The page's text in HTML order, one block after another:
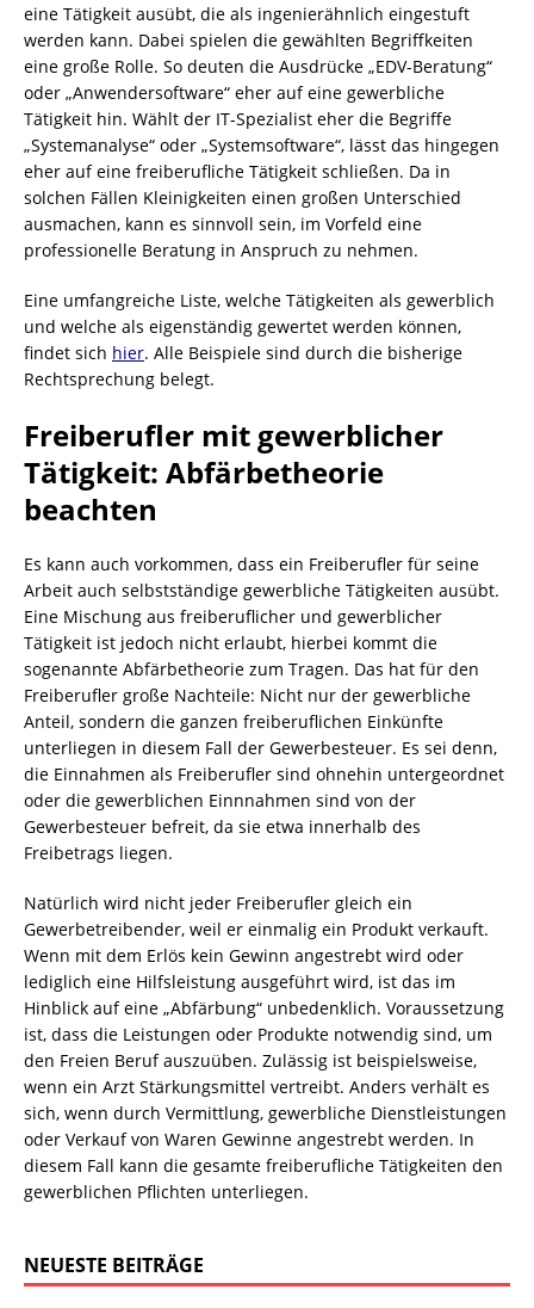
eine Tätigkeit ausübt, die als ingenierähnlich eingestuft
werden kann. Dabei spielen die gewählten Begriffkeiten
eine große Rolle. So deuten die Ausdrücke „EDV-Beratung“
oder „Anwendersoftware“ eher auf eine gewerbliche
Tätigkeit hin. Wählt der IT-Spezialist eher die Begriffe
„Systemanalyse“ oder „Systemsoftware“, lässt das hingegen
eher auf eine freiberufliche Tätigkeit schließen. Da in
solchen Fällen Kleinigkeiten einen großen Unterschied
ausmachen, kann es sinnvoll sein, im Vorfeld eine
professionelle Beratung in Anspruch zu nehmen.
Eine umfangreiche Liste, welche Tätigkeiten als gewerblich
und welche als eigenständig gewertet werden können,
findet sich hier. Alle Beispiele sind durch die bisherige
Rechtsprechung belegt.
Freiberufler mit gewerblicher
Tätigkeit: Abfärbetheorie
beachten
Es kann auch vorkommen, dass ein Freiberufler für seine
Arbeit auch selbstständige gewerbliche Tätigkeiten ausübt.
Eine Mischung aus freiberuflicher und gewerblicher
Tätigkeit ist jedoch nicht erlaubt, hierbei kommt die
sogenannte Abfärbetheorie zum Tragen. Das hat für den
Freiberufler große Nachteile: Nicht nur der gewerbliche
Anteil, sondern die ganzen freiberuflichen Einkünfte
unterliegen in diesem Fall der Gewerbesteuer. Es sei denn,
die Einnahmen als Freiberufler sind ohnehin untergeordnet
oder die gewerblichen Einnnahmen sind von der
Gewerbesteuer befreit, da sie etwa innerhalb des
Freibetrags liegen.
Natürlich wird nicht jeder Freiberufler gleich ein
Gewerbetreibender, weil er einmalig ein Produkt verkauft.
Wenn mit dem Erlös kein Gewinn angestrebt wird oder
lediglich eine Hilfsleistung ausgeführt wird, ist das im
Hinblick auf eine „Abfärbung“ unbedenklich. Voraussetzung
ist, dass die Leistungen oder Produkte notwendig sind, um
den Freien Beruf auszuüben. Zulässig ist beispielsweise,
wenn ein Arzt Stärkungsmittel vertreibt. Anders verhält es
sich, wenn durch Vermittlung, gewerbliche Dienstleistungen
oder Verkauf von Waren Gewinne angestrebt werden. In
diesem Fall kann die gesamte freiberufliche Tätigkeiten den
gewerblichen Pflichten unterliegen.
NEUESTE BEITRÄGE